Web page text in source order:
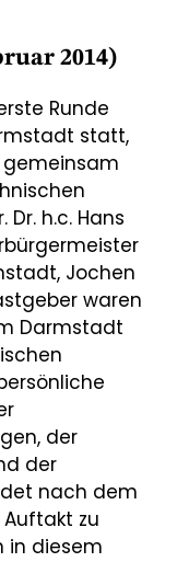
2014)
Runde
statt,
h.c. Hans
Jochen
waren
Darmstadt
der
der
nach dem
zu
in diesem